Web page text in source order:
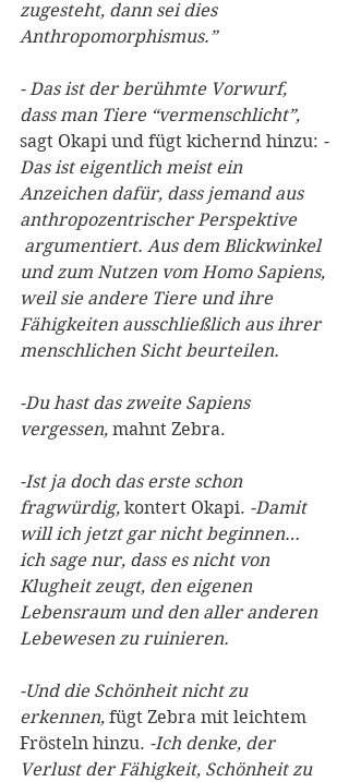
zugesteht, dann sei dies
Anthropomorphismus.”
- Das ist der berühmte Vorwurf,
dass man Tiere “vermenschlicht”,
sagt Okapi und fügt kichernd hinzu: -
Das ist eigentlich meist ein
Anzeichen dafür, dass jemand aus
anthropozentrischer Perspektive
argumentiert. Aus dem Blickwinkel
und zum Nutzen vom Homo Sapiens,
weil sie andere Tiere und ihre
Fähigkeiten ausschließlich aus ihrer
menschlichen Sicht beurteilen.
-Du hast das zweite Sapiens
vergessen, mahnt Zebra.
-Ist ja doch das erste schon
fragwürdig, kontert Okapi. -Damit
will ich jetzt gar nicht beginnen…
ich sage nur, dass es nicht von
Klugheit zeugt, den eigenen
Lebensraum und den aller anderen
Lebewesen zu ruinieren.
-Und die Schönheit nicht zu
erkennen, fügt Zebra mit leichtem
Frösteln hinzu. -Ich denke, der
Verlust der Fähigkeit, Schönheit zu